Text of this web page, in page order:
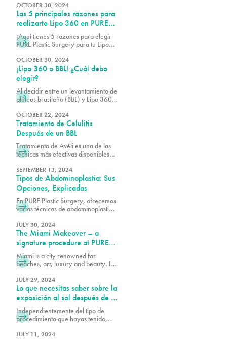
OCTOBER 30, 2024
Las 5 principales razones para
realizarte Lipo 360 en PURE
Plastic Surgery Miami
¡Aquí tienes 5 razones para elegir
PURE Plastic Surgery para tu Lipo
OCTOBER 30, 2024
¡Lipo 360 o BBL! ¿Cuál debo
elegir?
Al decidir entre un levantamiento de
glúteos brasileño (BBL) y Lipo 360,
corporales, presupuesto y las
técnicas específicas utilizadas por tu
cirujano plástico certificado por la
junta.
OCTOBER 22, 2024
Tratamiento de Celulitis
Después de un BBL
Tratamiento de Avéli es una de las
técnicas más efectivas disponibles
trabajando junto a los resultados de
su BBL para crear una apariencia
más suave y refinada.
SEPTEMBER 13, 2024
Tipos de Abdominoplastia: Sus
Opciones, Explicadas
En PURE Plastic Surgery, ofrecemos
varias técnicas de abdominoplastia
alcanzar sus objetivos, cada una
diseñada para abordar
preocupaciones específicas y
entregar resultados de aspecto
natural.
JULY 30, 2024
The Miami Makeover – a
signature procedure at PURE
plastic surgery
Miami is a city renowned for
beaches, art, luxury and beauty. In
of the plastic surgery capitals of the
world and a beacon of continuous
innovation for trends in the industry.
PURE Plastic Surgery is a Miami-
based plastic surgery practice
known for setting the standards for
surgery. In 2022, we unveiled the
JULY 29, 2024
Lo que necesitas saber sobre la
exposición al sol después de la
cirugía
Independientemente del tipo de
procedimiento que hayas tenido,
esencial para una recuperación
JULY 11, 2024